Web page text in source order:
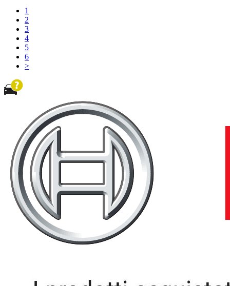
1
2
3
4
5
6
>